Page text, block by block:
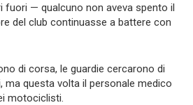
— qualcuno non aveva spento il
del club continuasse a battere con
di corsa, le guardie cercarono di
ma questa volta il personale medico
motociclisti.